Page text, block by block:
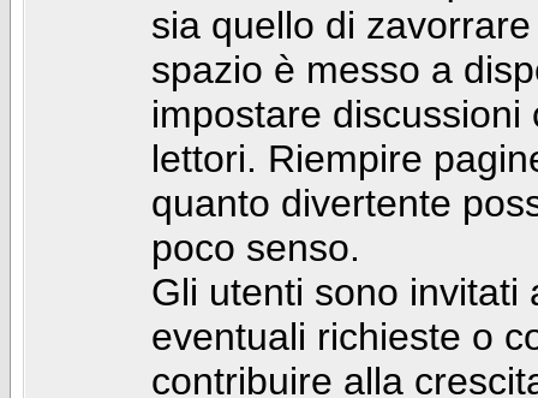
sia quello di
spazio è messo a
impostare
lettori. Riempire
quanto divertente
poco senso.
Gli utenti sono invitati
eventuali richieste o
contribuire alla